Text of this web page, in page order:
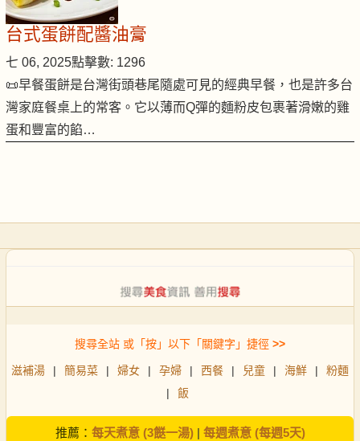
台式蛋餅配醬油膏
七 06, 2025點擊數: 1296
📜早餐蛋餅是台灣街頭巷尾隨處可見的經典早餐，也是許多台
灣家庭餐桌上的常客。它以薄而Q彈的麵粉皮包裹著滑嫩的雞
蛋和豐富的餡…
搜尋全站 或「按」以下「關鍵字」捷徑 >>
滋補湯 | 簡易菜 | 婦女 | 孕婦 | 西餐 | 兒童 | 海鮮 |
粉麵
|
飯
推薦： 每天煮意 (3餸一湯)| 每週煮意 (每週5天)